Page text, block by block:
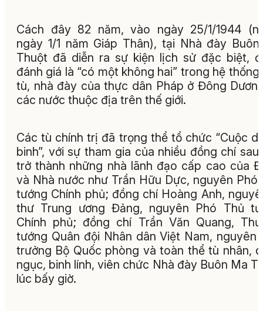
Cách đây 82 năm, vào ngày 25/1/1944
ngày 1/1 năm Giáp Thân), tại Nhà đày
Thuột đã diễn ra sự kiện lịch sử đặc biệt,
đánh giá là “có một không hai” trong hệ thống
tù, nhà đày của thực dân Pháp ở Đông
các nước thuộc địa trên thế giới.
Các tù chính trị đã trọng thể tổ chức “Cuộc
binh”, với sự tham gia của nhiều đồng chí sau
trở thành những nhà lãnh đạo cấp cao của
và Nhà nước như Trần Hữu Dực, nguyên Phó
tướng Chính phủ; đồng chí Hoàng Anh,
thư Trung ương Đảng, nguyên Phó Thủ
Chính phủ; đồng chí Trần Văn Quang,
tướng Quân đội Nhân dân Việt Nam, nguyên
trưởng Bộ Quốc phòng và toàn thể tù nhân,
ngục, binh lính, viên chức Nhà đày Buôn Ma
lúc bấy giờ.